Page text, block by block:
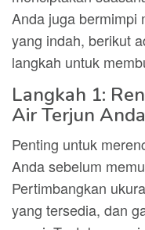
Anda juga bermimpi
yang indah, berikut
langkah untuk
Langkah 1:
Air Terjun Anda
Penting untuk
Anda sebelum
Pertimbangkan
yang tersedia, dan